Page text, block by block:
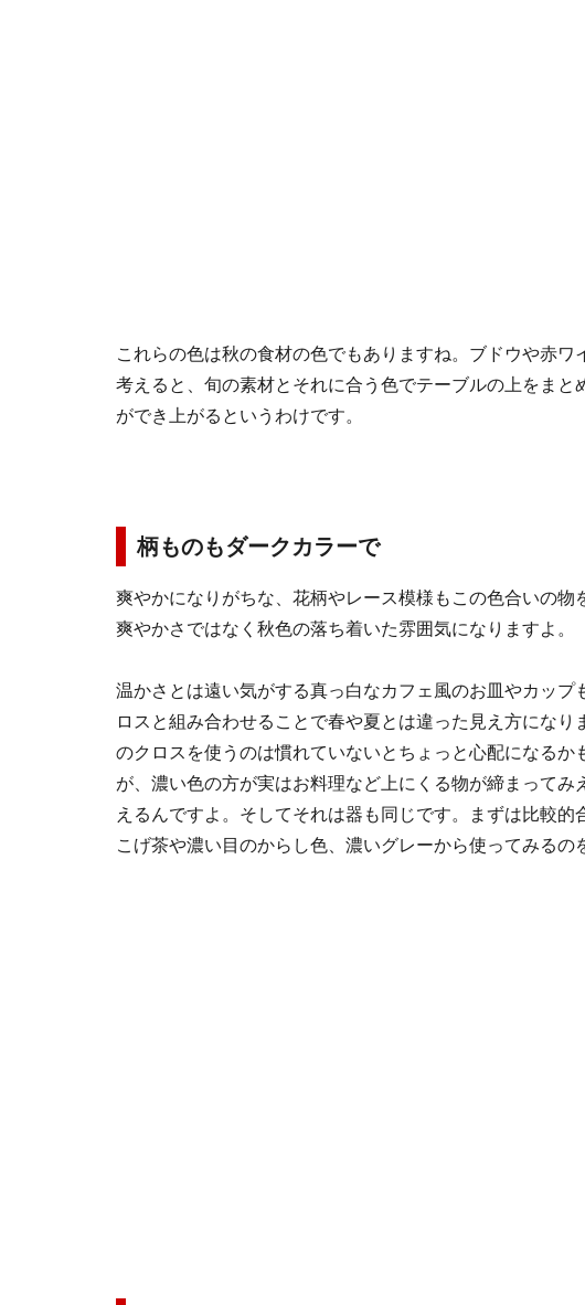
これらの色は秋の食材の色でもありますね。ブドウや赤
考えると、旬の素材とそれに合う色でテーブルの上をま
ができ上がるというわけです。
柄ものもダークカラーで
爽やかになりがちな、花柄やレース模様もこの色合いの物
爽やかさではなく秋色の落ち着いた雰囲気になりますよ。
温かさとは遠い気がする真っ白なカフェ風のお皿やカップ
ロスと組み合わせることで春や夏とは違った見え方になり
のクロスを使うのは慣れていないとちょっと心配になるか
が、濃い色の方が実はお料理など上にくる物が締まってみ
えるんですよ。そしてそれは器も同じです。まずは比較的
こげ茶や濃い目のからし色、濃いグレーから使ってみるの